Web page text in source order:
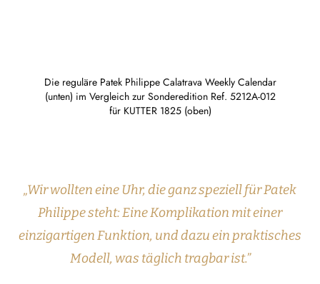
Die reguläre Patek Philippe Calatrava Weekly Calendar
(unten) im Vergleich zur Sonderedition Ref. 5212A-012
für KUTTER 1825 (oben)
„Wir wollten eine Uhr, die ganz speziell für Patek
Philippe steht: Eine Komplikation mit einer
einzigartigen Funktion, und dazu ein praktisches
Modell, was täglich tragbar ist.”